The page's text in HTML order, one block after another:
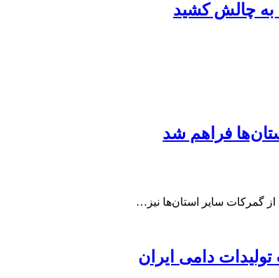
به چالش کشید
فراهم شد
گمرکات سایر استان‌ها نیز…
دامی ایران